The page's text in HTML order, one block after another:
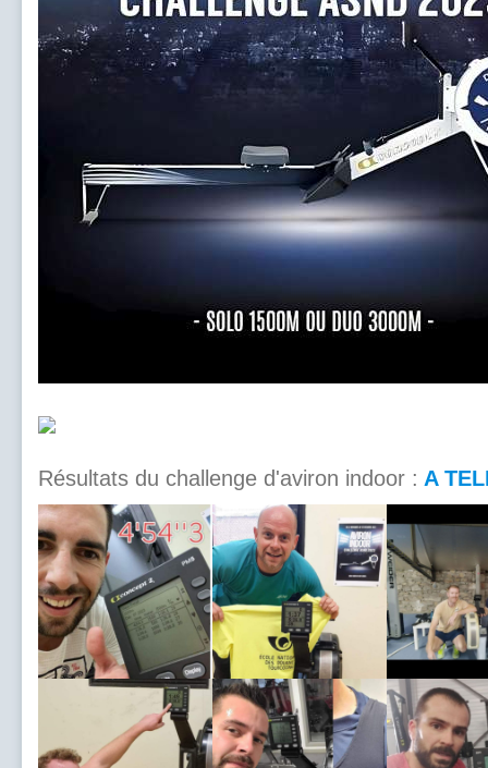
Résultats du challenge d'aviron indoor : A